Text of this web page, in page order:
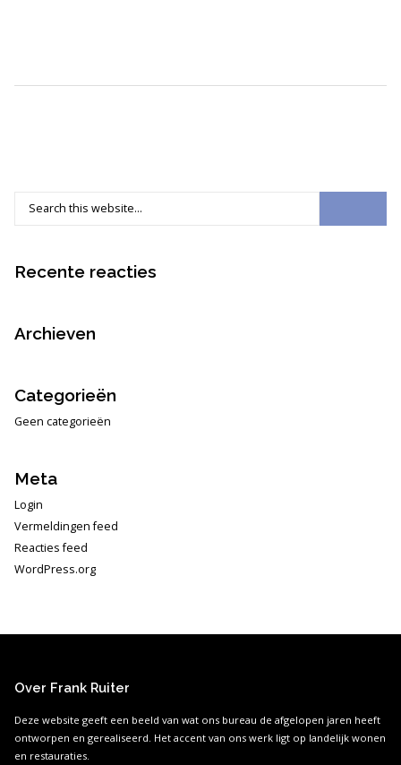
Recente reacties
Archieven
Categorieën
Geen categorieën
Meta
Login
Vermeldingen feed
Reacties feed
WordPress.org
Over Frank Ruiter
Deze website geeft een beeld van wat ons bureau de afgelopen jaren heeft
ontworpen en gerealiseerd. Het accent van ons werk ligt op landelijk wonen
en restauraties.